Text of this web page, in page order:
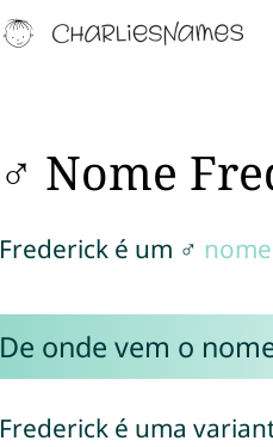
♂ Nome
Frederick é um ♂
De onde vem o
Frederick é uma